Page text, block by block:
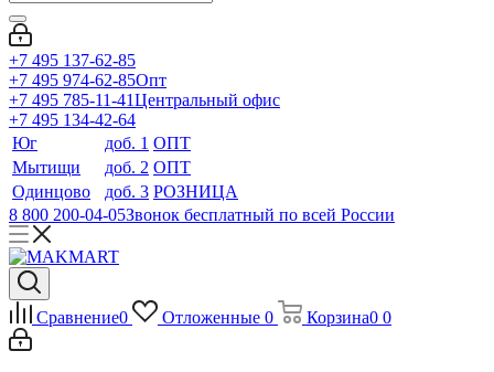
+7 495 137-62-85
+7 495 974-62-85Опт
+7 495 785-11-41Центральный офис
+7 495 134-42-64
Юг
доб. 1 ОПТ
Мытищи
доб. 2 ОПТ
Одинцово
доб. 3 РОЗНИЦА
8 800 200-04-05Звонок бесплатный по всей России
Сравнение0 Отложенные 0 Корзина0 0